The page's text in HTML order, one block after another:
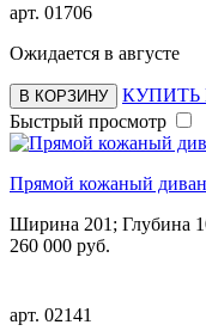
арт. 01706
Ожидается в августе
В КОРЗИНУ
КУПИТЬ
Быстрый просмотр
Прямой кожаный
Ширина 201; Глубина
260 000 руб.
арт. 02141